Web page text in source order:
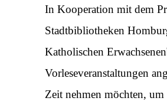
In Kooperation mit dem
Stadtbibliotheken
Katholischen
Vorleseveranstaltungen
Zeit nehmen möchten,